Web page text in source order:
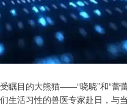
瞩目的大熊猫——“晓晓”和“蕾
生活习性的兽医专家赴日，与
14311.01 200.89